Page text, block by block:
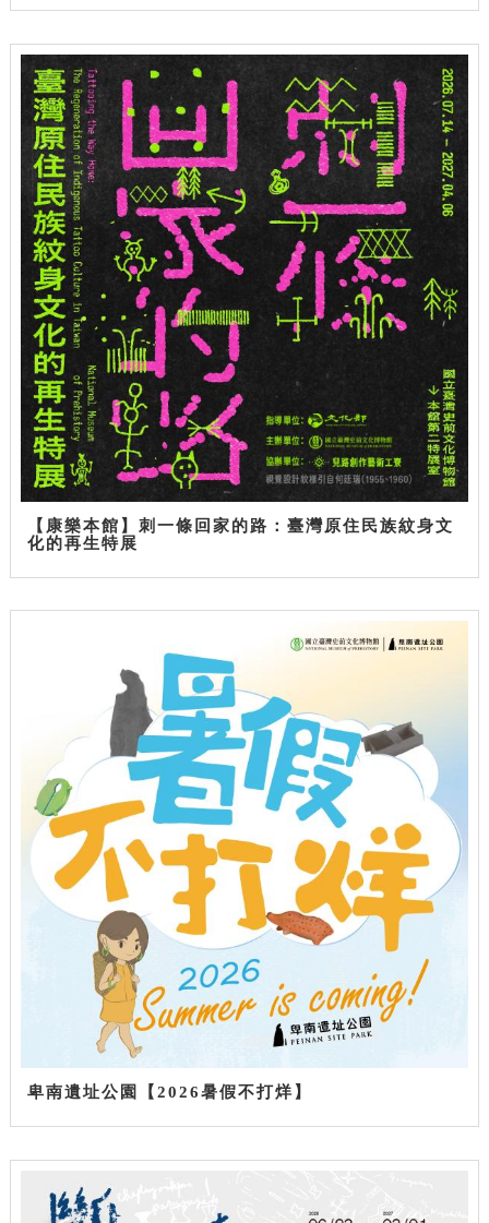
【康樂本館】刺一條回家的路：臺灣原住民族紋身文
化的再生特展
卑南遺址公園【2026暑假不打烊】